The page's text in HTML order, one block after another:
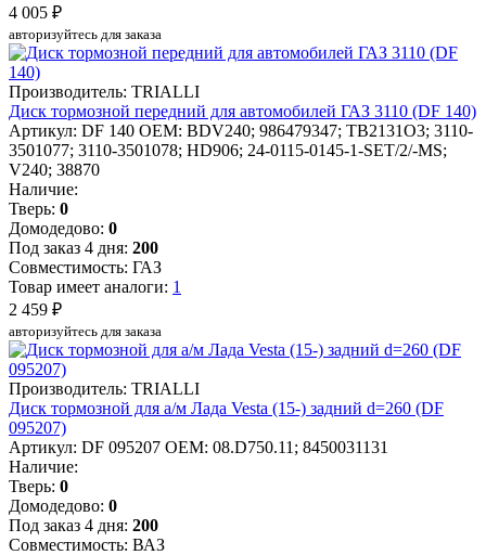
4 005 ₽
авторизуйтесь для заказа
Производитель: TRIALLI
Диск тормозной передний для автомобилей ГАЗ 3110 (DF 140)
Артикул: DF 140 OEM: BDV240; 986479347; TB2131O3; 3110-
3501077; 3110-3501078; HD906; 24-0115-0145-1-SET/2/-MS;
V240; 38870
Наличие:
Тверь: 0
Домодедово: 0
Под заказ 4 дня: 200
Совместимость: ГАЗ
Товар имеет аналоги: 1
2 459 ₽
авторизуйтесь для заказа
Производитель: TRIALLI
Диск тормозной для а/м Лада Vesta (15-) задний d=260 (DF
095207)
Артикул: DF 095207 OEM: 08.D750.11; 8450031131
Наличие:
Тверь: 0
Домодедово: 0
Под заказ 4 дня: 200
Совместимость: ВАЗ